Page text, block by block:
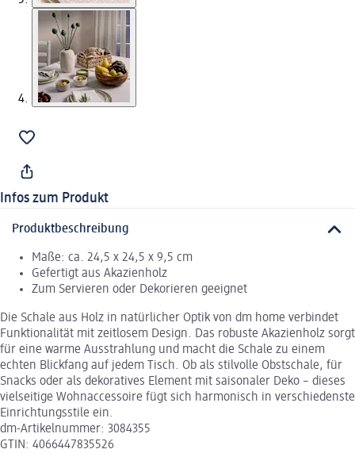
Infos zum Produkt
Produktbeschreibung
Maße: ca. 24,5 x 24,5 x 9,5 cm
Gefertigt aus Akazienholz
Zum Servieren oder Dekorieren geeignet
Die Schale aus Holz in natürlicher Optik von dm home verbindet
Funktionalität mit zeitlosem Design. Das robuste Akazienholz sorgt
für eine warme Ausstrahlung und macht die Schale zu einem
echten Blickfang auf jedem Tisch. Ob als stilvolle Obstschale, für
Snacks oder als dekoratives Element mit saisonaler Deko – dieses
vielseitige Wohnaccessoire fügt sich harmonisch in verschiedenste
Einrichtungsstile ein.
dm-Artikelnummer: 3084355
GTIN: 4066447835526